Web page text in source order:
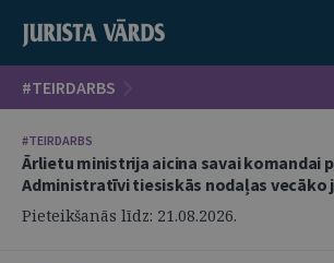
#TEIRDARBS
#TEIRDARBS
Ārlietu ministrija aicina savai komandai
Administratīvi tiesiskās nodaļas vecāko
Pieteikšanās līdz: 21.08.2026.